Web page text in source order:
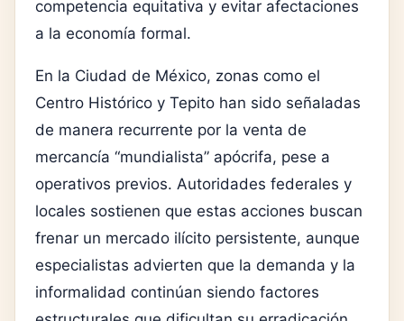
competencia equitativa y evitar afectaciones
a la economía formal.
En la Ciudad de México, zonas como el
Centro Histórico y Tepito han sido señaladas
de manera recurrente por la venta de
mercancía “mundialista” apócrifa, pese a
operativos previos. Autoridades federales y
locales sostienen que estas acciones buscan
frenar un mercado ilícito persistente, aunque
especialistas advierten que la demanda y la
informalidad continúan siendo factores